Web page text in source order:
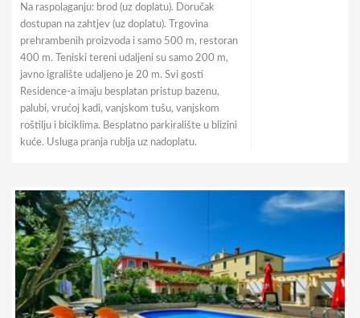
Na raspolaganju: brod (uz doplatu). Doručak
dostupan na zahtjev (uz doplatu). Trgovina
prehrambenih proizvoda i samo 500 m, restoran
400 m. Teniski tereni udaljeni su samo 200 m,
javno igralište udaljeno je 20 m. Svi gosti
Residence-a imaju besplatan pristup bazenu,
palubi, vrućoj kadi, vanjskom tušu, vanjskom
roštilju i biciklima. Besplatno parkiralište u blizini
kuće. Usluga pranja rublja uz nadoplatu.